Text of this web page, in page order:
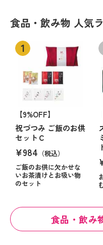
食品・飲み物 人気
【9%OFF】
祝づつみ ご飯のお供
セットＣ
¥984 （税込）
ご飯のお供に欠かせな
いお茶漬けとお吸い物
のセット
食品・飲み